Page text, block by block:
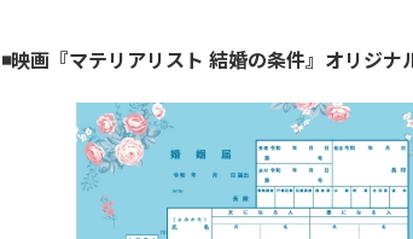
◾️映画『マテリアリスト 結婚の条件』オリジ